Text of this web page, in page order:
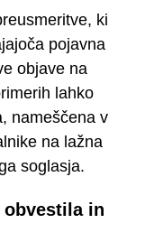
ki
pojavna
objave na
lahko
nameščena v
na lažna
soglasja.
obvestila in